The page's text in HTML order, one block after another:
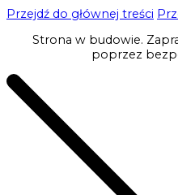
Przejdź do głównej treści
Strona w budowie.
poprzez